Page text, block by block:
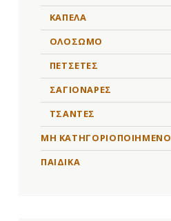
ΚΑΠΕΛΑ
ΟΛΟΣΩΜΟ
ΠΕΤΣΕΤΕΣ
ΣΑΓΙΟΝΑΡΕΣ
ΤΣΑΝΤΕΣ
ΜΗ ΚΑΤΗΓΟΡΙΟΠΟΙΗΜΈΝΟ
ΠΑΙΔΙΚΑ